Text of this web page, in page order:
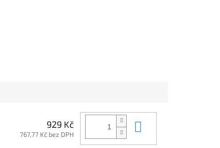
929 Kč
767,77 Kč bez DPH